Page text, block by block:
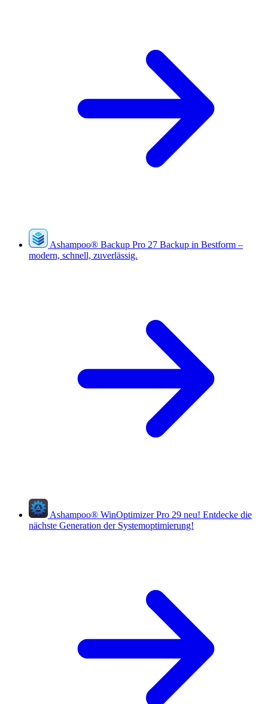
Ashampoo® Backup Pro 27 Backup in Bestform –
modern, schnell, zuverlässig.
Ashampoo® WinOptimizer Pro 29 neu! Entdecke die
nächste Generation der Systemoptimierung!